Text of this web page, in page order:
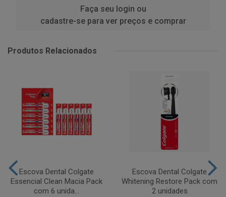
Faça seu login ou
cadastre-se para ver preços e comprar
Produtos Relacionados
Escova Dental Colgate
Essencial Clean Macia Pack
com 6 unida...
Escova Dental Colgate
Whitening Restore Pack com
2 unidades